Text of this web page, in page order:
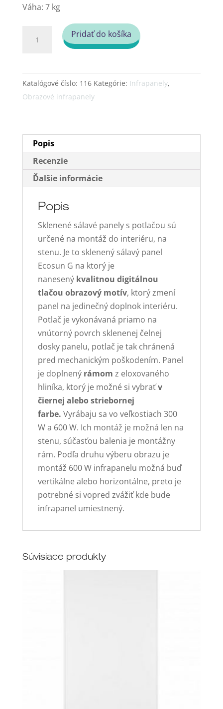
Váha: 7 kg
Obrazový
Fenix
EcoSun
300
-
Colorado
Pridať do košíka
Katalógové číslo: 116 Kategórie: Infrapanely,
Obrazové infrapanely
Popis
Recenzie
Ďalšie informácie
Popis
Sklenené sálavé panely s potlačou sú
určené na montáž do interiéru, na
stenu. Je to sklenený sálavý panel
Ecosun G na ktorý je
nanesený kvalitnou digitálnou
tlačou obrazový motív, ktorý zmení
panel na jedinečný doplnok interiéru.
Potlač je vykonávaná priamo na
vnútorný povrch sklenenej čelnej
dosky panelu, potlač je tak chránená
pred mechanickým poškodením. Panel
je doplnený rámom z eloxovaného
hliníka, ktorý je možné si vybraťv
čiernej alebo striebornej
farbe. Vyrábaju sa vo veľkostiach 300
W a 600 W. Ich montáž je možná len na
stenu, súčasťou balenia je montážny
rám. Podľa druhu výberu obrazu je
montáž 600 W infrapanelu možná buď
vertikálne alebo horizontálne, preto je
potrebné si vopred zvážiť kde bude
infrapanel umiestnený.
Súvisiace produkty